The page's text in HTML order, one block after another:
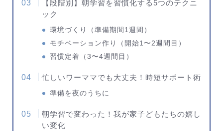
【段階別】朝学習を習慣化する5つのテクニ
ック
環境づくり（準備期間1週間）
モチベーション作り（開始1〜2週間目）
習慣定着（3〜4週間目）
忙しいワーママでも大丈夫！時短サポート術
準備を夜のうちに
朝学習で変わった！我が家子どもたちの嬉し
い変化